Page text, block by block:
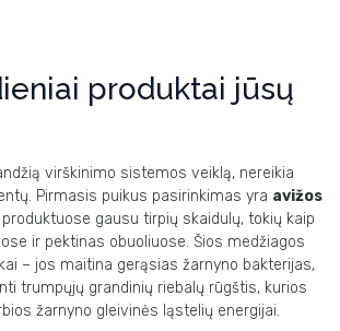
produktai jūsų
virškinimo sistemos veiklą, nereikia
Pirmasis puikus pasirinkimas yra avižos
produktuose gausu tirpių skaidulų, tokių kaip
ir pektinas obuoliuose. Šios medžiagos
– jos maitina gerąsias žarnyno bakterijas,
trumpųjų grandinių riebalų rūgštis, kurios
žarnyno gleivinės ląstelių energijai.